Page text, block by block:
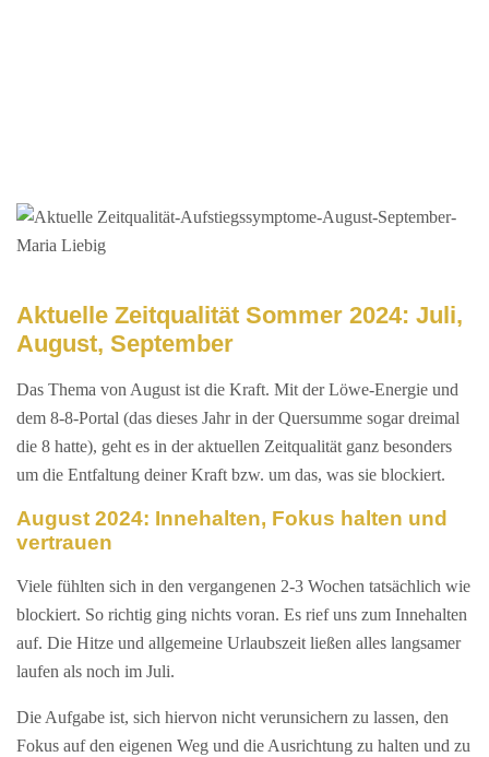
Aktuelle Zeitqualität Sommer 2024: Juli,
August, September
Das Thema von August ist die Kraft. Mit der Löwe-Energie und
dem 8-8-Portal (das dieses Jahr in der Quersumme sogar dreimal
die 8 hatte), geht es in der aktuellen Zeitqualität ganz besonders
um die Entfaltung deiner Kraft bzw. um das, was sie blockiert.
August 2024: Innehalten, Fokus halten und
vertrauen
Viele fühlten sich in den vergangenen 2-3 Wochen tatsächlich wie
blockiert. So richtig ging nichts voran. Es rief uns zum Innehalten
auf. Die Hitze und allgemeine Urlaubszeit ließen alles langsamer
laufen als noch im Juli.
Die Aufgabe ist, sich hiervon nicht verunsichern zu lassen, den
Fokus auf den eigenen Weg und die Ausrichtung zu halten und zu